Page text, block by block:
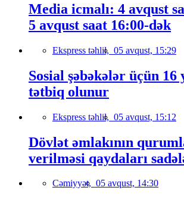
Media icmalı: 4 avqust
5 avqust saat 16:00-dək
Ekspress təhlil, 05 avqust, 15:29
Sosial şəbəkələr üçün 16
tətbiq olunur
Ekspress təhlil, 05 avqust, 15:12
Dövlət əmlakının
verilməsi qaydaları
Cəmiyyət, 05 avqust, 14:30